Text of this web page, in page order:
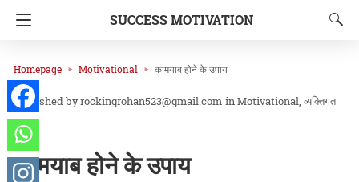
SUCCESS MOTIVATION
Homepage Motivational कामयाब होने के उपाय
rockingrohan523@gmail.com inMotivational व्यक्तिगत
विकास
कामयाब होने के उपाय